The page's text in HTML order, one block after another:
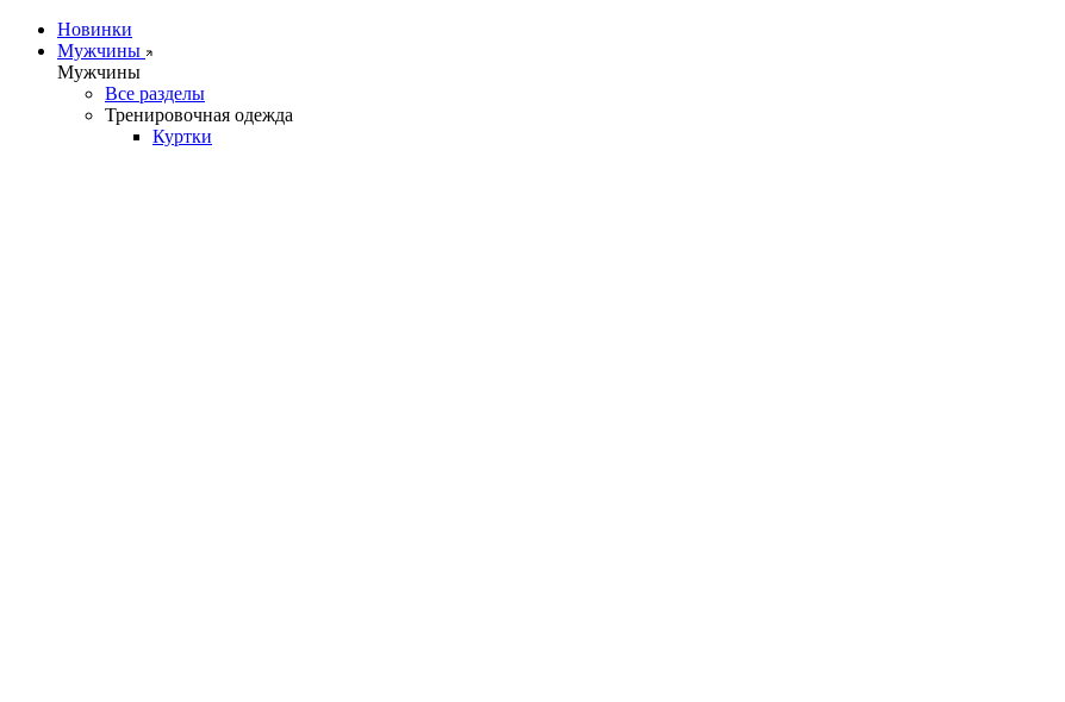
Новинки
Мужчины
Мужчины
Все разделы
Тренировочная одежда
Куртки